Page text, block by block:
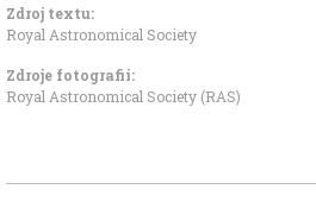
Zdroj textu:
Royal Astronomical Society
Zdroje fotografii:
Royal Astronomical Society (RAS)